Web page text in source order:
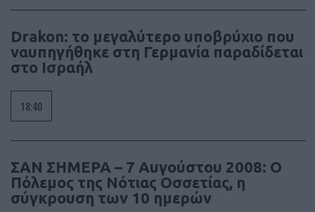
Drakon: το μεγαλύτερο υποβρύχιο που
ναυπηγήθηκε στη Γερμανία παραδίδεται
στο Ισραήλ
18:40
ΣΑΝ ΣΗΜΕΡΑ – 7 Αυγούστου 2008: Ο
Πόλεμος της Νότιας Οσσετίας, η
σύγκρουση των 10 ημερών